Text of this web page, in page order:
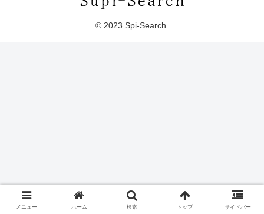
© 2023 Spi-Search.
メニュー ホーム 検索 トップ サイドバー